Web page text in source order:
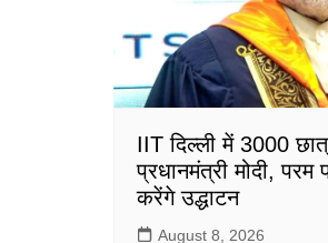
IIT दिल्ली में 3000
प्रधानमंत्री मोदी, परम
करेंगे उद्धाटन
August 8, 2026